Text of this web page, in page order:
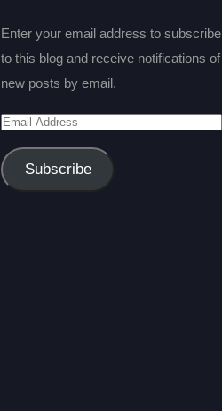
Enter your email address to subscribe
to this blog and receive notifications of
new posts by email.
Subscribe